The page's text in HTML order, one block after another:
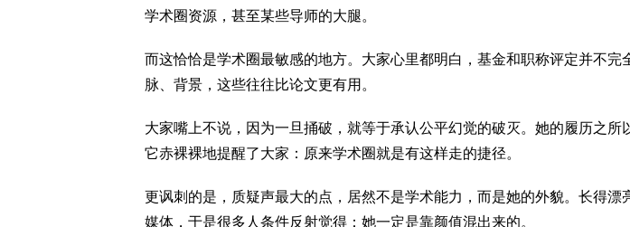
学术圈资源，甚至某些导师的大腿。
而这恰恰是学术圈最敏感的地方。大家心里都明白，基金和职称评定并不完
脉、背景，这些往往比论文更有用。
大家嘴上不说，因为一旦捅破，就等于承认公平幻觉的破灭。她的履历之所
它赤裸裸地提醒了大家：原来学术圈就是有这样走的捷径。
更讽刺的是，质疑声最大的点，居然不是学术能力，而是她的外貌。长得漂
媒体，于是很多人条件反射觉得：她一定是靠颜值混出来的。